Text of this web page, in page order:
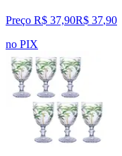
Preço R$ 37,90R$ 37,90
no PIX